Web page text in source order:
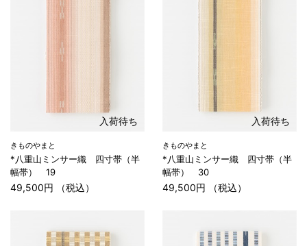
入荷待ち
きものやまと
*八重山ミンサー織 四寸帯（半
幅帯） 19
49,500円 （税込）
入荷待ち
きものやまと
*八重山ミンサー織 四寸帯（半
幅帯） 30
49,500円 （税込）